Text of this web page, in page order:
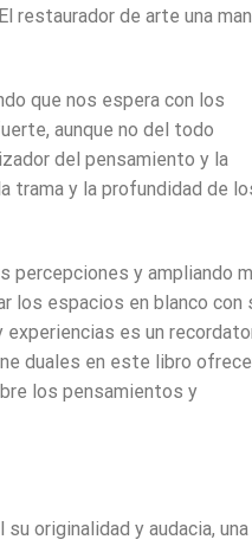
restaurador de arte una
que nos espera con los
aunque no del todo
del pensamiento y la
trama y la profundidad de
percepciones y ampliando
los espacios en blanco con
experiencias es un
duales en este libro
los pensamientos y
originalidad y audacia, una